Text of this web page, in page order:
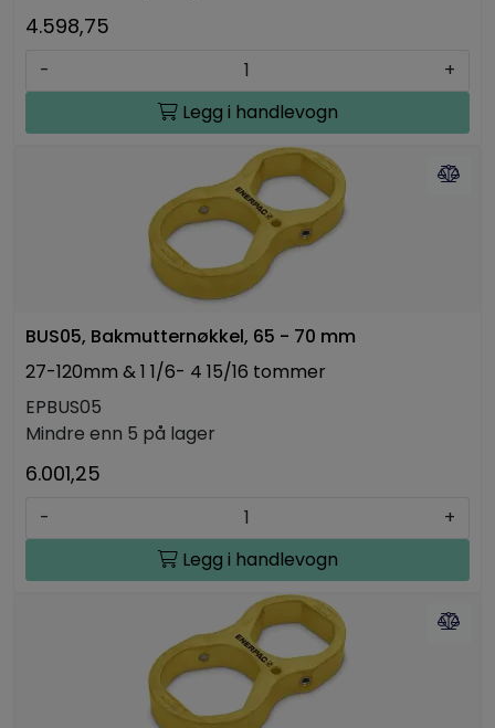
4.598,75
-
+
Legg i handlevogn
BUS05, Bakmutternøkkel, 65 - 70 mm
27-120mm & 1 1/6- 4 15/16 tommer
EPBUS05
Mindre enn 5 på lager
6.001,25
-
+
Legg i handlevogn